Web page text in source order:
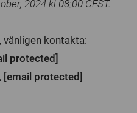
2024 kl 08:00 CEST.
kontakta:
protected]
[email protected]